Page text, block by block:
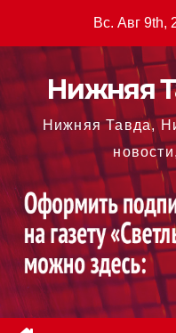
содержимому
Вс. Авг 9th,
Нижняя
Нижняя Тавда,